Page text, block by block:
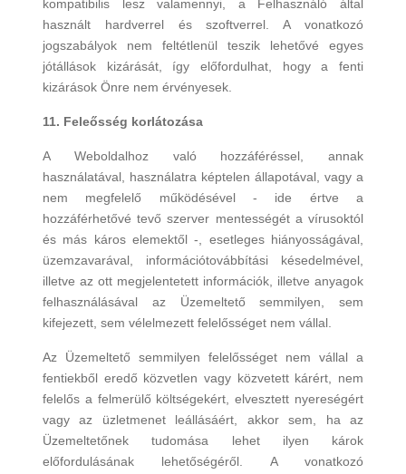
kompatibilis lesz valamennyi, a Felhasználó által
használt hardverrel és szoftverrel. A vonatkozó
jogszabályok nem feltétlenül teszik lehetővé egyes
jótállások kizárását, így előfordulhat, hogy a fenti
kizárások Önre nem érvényesek.
11. Feleősség korlátozása
A Weboldalhoz való hozzáféréssel, annak
használatával, használatra képtelen állapotával, vagy a
nem megfelelő működésével - ide értve a
hozzáférhetővé tevő szerver mentességét a vírusoktól
és más káros elemektől -, esetleges hiányosságával,
üzemzavarával, információtovábbítási késedelmével,
illetve az ott megjelentetett információk, illetve anyagok
felhasználásával az Üzemeltető semmilyen, sem
kifejezett, sem vélelmezett felelősséget nem vállal.
Az Üzemeltető semmilyen felelősséget nem vállal a
fentiekből eredő közvetlen vagy közvetett kárért, nem
felelős a felmerülő költségekért, elvesztett nyereségért
vagy az üzletmenet leállásáért, akkor sem, ha az
Üzemeltetőnek tudomása lehet ilyen károk
előfordulásának lehetőségéről. A vonatkozó